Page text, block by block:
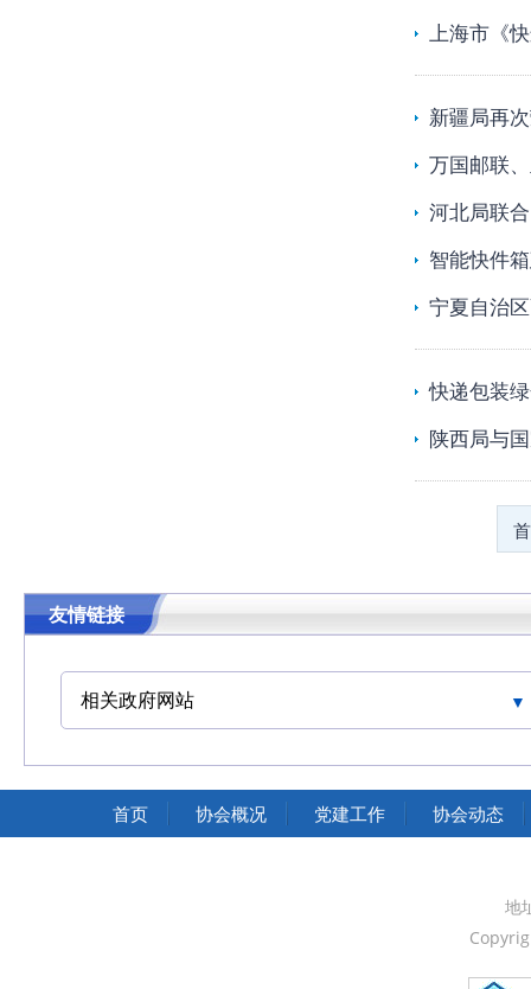
上海市《
新疆局再
万国邮联
河北局联
智能快件
宁夏自治
快递包装
陕西局与
友情链接
相关政府网站
中华人民共和国交通运输部
中华人民共和国国家发展和改革委员会
中华人民共和国中央人民政府
首页 协会概况 党建工作 协会动态
地